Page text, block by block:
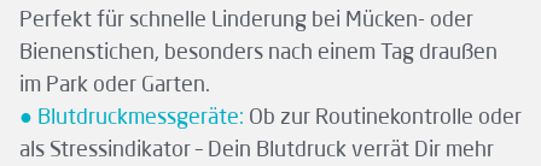
Perfekt für schnelle Linderung bei Mücken- oder
Bienenstichen, besonders nach einem Tag draußen
im Park oder Garten.
● Blutdruckmessgeräte: Ob zur Routinekontrolle oder
als Stressindikator – Dein Blutdruck verrät Dir mehr